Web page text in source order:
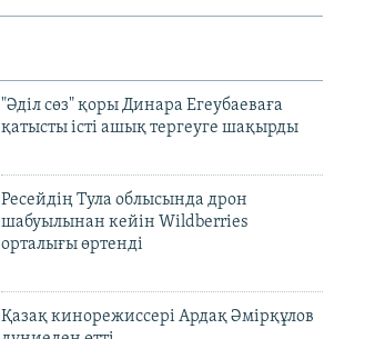
"Әділ сөз" қоры Динара Егеубаеваға
қатысты істі ашық тергеуге шақырды
Ресейдің Тула облысында дрон
шабуылынан кейін Wildberries
орталығы өртенді
Қазақ кинорежиссері Ардақ Әмірқұлов